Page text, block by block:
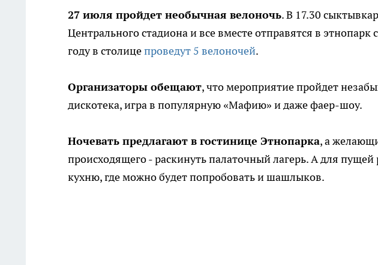
27 июля пройдет необычная велоночь. В 17.30
Центрального стадиона и все вместе отправятся в
году в столицепроведут 5 велоночей.
Организаторы обещают, что мероприятие пройдет
дискотека, игра в популярную «Мафию» и даже фаер-шоу.
Ночевать предлагают в гостинице Этнопарка, а
происходящего - раскинуть палаточный лагерь. А для
кухню, где можно будет попробовать и шашлыков.